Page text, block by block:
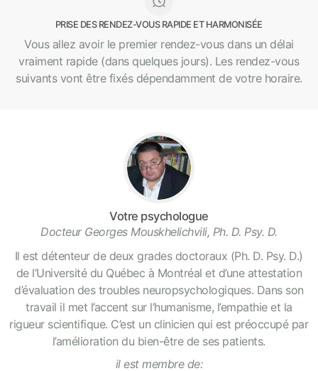
PRISE DES RENDEZ-VOUS RAPIDE ET HARMONISÉE
Vous allez avoir le premier rendez-vous dans un délai
vraiment rapide (dans quelques jours). Les rendez-vous
suivants vont être fixés dépendamment de votre horaire.
Votre psychologue
Docteur Georges Mouskhelichvili, Ph. D. Psy. D.
Il est détenteur de deux grades doctoraux (Ph. D. Psy. D.)
de l’Université du Québec à Montréal et d’une attestation
d’évaluation des troubles neuropsychologiques. Dans son
travail il met l’accent sur l’humanisme, l’empathie et la
rigueur scientifique. C’est un clinicien qui est préoccupé par
l’amélioration du bien-être de ses patients.
il est membre de: